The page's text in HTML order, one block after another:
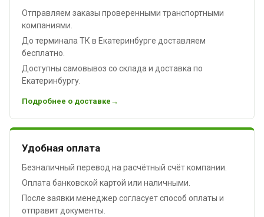
Отправляем заказы проверенными транспортными
компаниями.
До терминала ТК в Екатеринбурге доставляем
бесплатно.
Доступны самовывоз со склада и доставка по
Екатеринбургу.
Подробнее о доставке
Удобная оплата
Безналичный перевод на расчётный счёт компании.
Оплата банковской картой или наличными.
После заявки менеджер согласует способ оплаты и
отправит документы.